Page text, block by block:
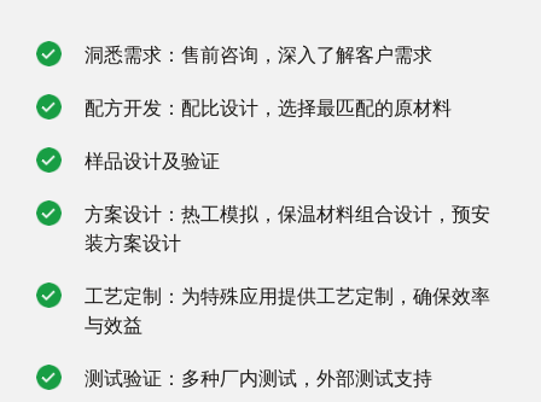
洞悉需求：售前咨询，深入了解客户需求
配方开发：配比设计，选择最匹配的原材料
样品设计及验证
方案设计：热工模拟，保温材料组合设计，预安
装方案设计
工艺定制：为特殊应用提供工艺定制，确保效率
与效益
测试验证：多种厂内测试，外部测试支持